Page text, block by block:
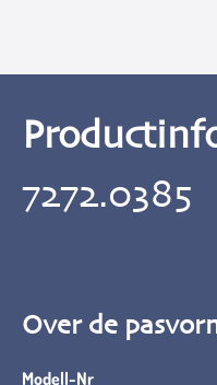
7272.0385
Over de
Modell-Nr